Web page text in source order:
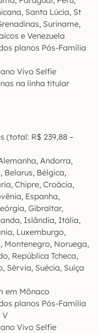
Santa Lúcia, St
Suriname,
e Venezuela
planos Pós-Família
Vivo Selfie
na linha titular
(total: R$ 239,88 –
Andorra,
Belarus, Bélgica,
Chipre, Croácia,
Espanha,
Gibraltar,
Islândia, Itália,
Luxemburgo,
Montenegro, Noruega,
República Tcheca,
Sérvia, Suécia, Suíça
em Mônaco
planos Pós-Família
V
Vivo Selfie